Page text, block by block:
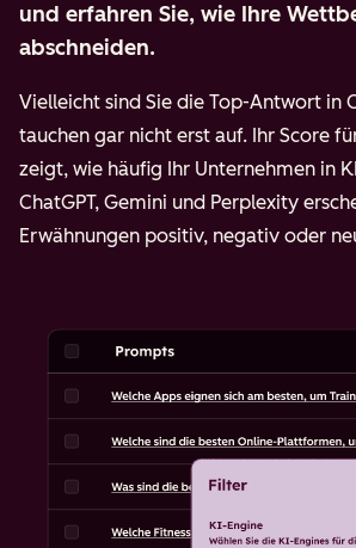
und erfahren Sie, wie Ihre
abschneiden.
Vielleicht sind Sie die Top-Antwort in
tauchen gar nicht erst auf. Ihr Score
zeigt, wie häufig Ihr Unternehmen in
ChatGPT, Gemini und Perplexity
Erwähnungen positiv, negativ oder